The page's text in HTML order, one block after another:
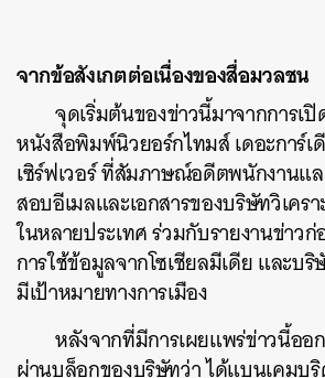
จากข้อสังเกตต่อเนื่องของสื่อมวลชน
จุดเริ่มต้นของข่าวนี้มาจากการเปิ
หนังสือพิมพ์นิวยอร์กไทมส์ เดอะการ์
เซิร์ฟเวอร์ ที่สัมภาษณ์อดีตพนักงานแ
สอบอีเมลและเอกสารของบริษัทวิเค
ในหลายประเทศ ร่วมกับรายงานข่าว
การใช้ข้อมูลจากโซเชียลมีเดีย และบ
มีเป้าหมายทางการเมือง
หลังจากที่มีการเผยแพร่ข่าวนี้ออ
ผ่านบล็อกของบริษัทว่า ได้แบนเคมบ